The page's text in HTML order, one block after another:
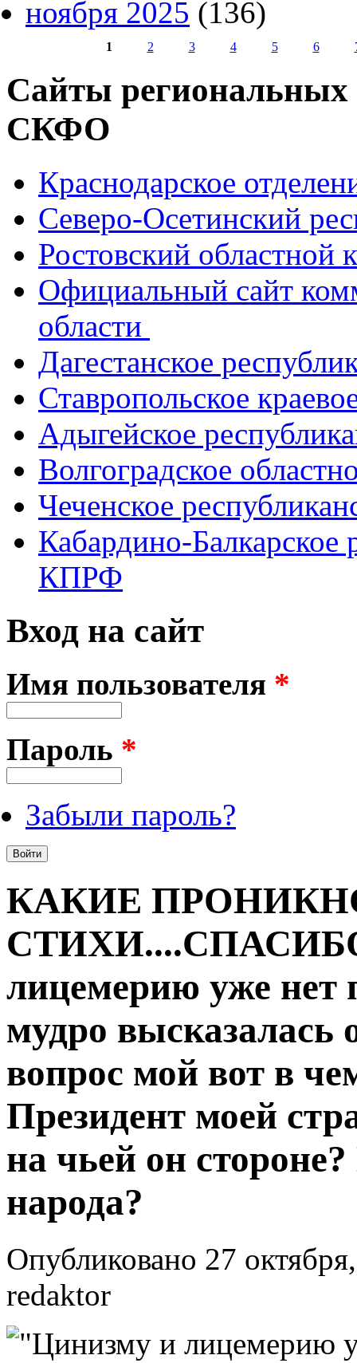
ноября 2025 (136)
1 2 3 4 5 6
Сайты
СКФО
Краснодарское
Северо-Осетинский
Ростовский
Официальный сайт
области
Дагестанское
Ставропольское
Адыгейское
Волгоградское
Чеченское
Кабардино-Балкарское
КПРФ
Вход на сайт
Имя пользователя *
Пароль *
Забыли пароль?
КАКИЕ
лицемерию уже
мудро высказалась
вопрос мой вот в
Президент моей
на чьей он
народа?
Опубликовано 27
redaktor